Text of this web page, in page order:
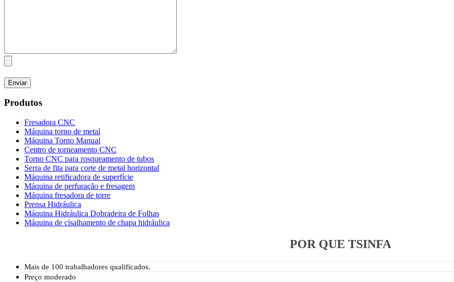
Produtos
Fresadora CNC
Máquina torno de metal
Máquina Torno Manual
Centro de torneamento CNC
Torno CNC para rosqueamento de tubos
Serra de fita para corte de metal horizontal
Máquina retificadora de superfície
Máquina de perfuração e fresagem
Máquina fresadora de torre
Prensa Hidráulica
Máquina Hidráulica Dobradeira de Folhas
Máquina de cisalhamento de chapa hidráulica
POR QUE TSINFA
Mais de 100 trabalhadores qualificados.
Preço moderado